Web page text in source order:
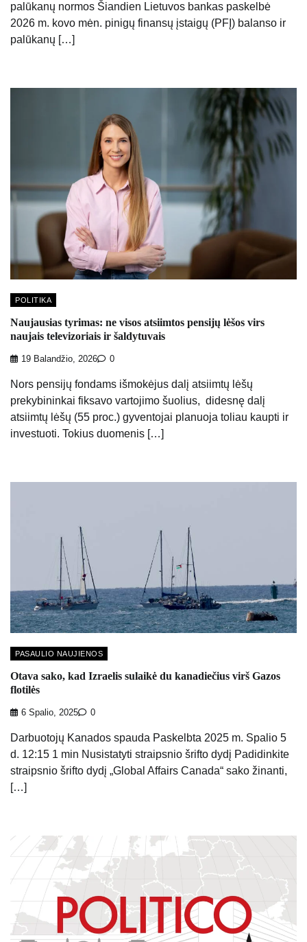
palūkanų normos Šiandien Lietuvos bankas paskelbė
2026 m. kovo mėn. pinigų finansų įstaigų (PFĮ) balanso ir
palūkanų […]
POLITIKA
Naujausias tyrimas: ne visos atsiimtos pensijų lėšos virs
naujais televizoriais ir šaldytuvais
19 Balandžio, 2026 0
Nors pensijų fondams išmokėjus dalį atsiimtų lėšų
prekybininkai fiksavo vartojimo šuolius, didesnę dalį
atsiimtų lėšų (55 proc.) gyventojai planuoja toliau kaupti ir
investuoti. Tokius duomenis […]
PASAULIO NAUJIENOS
Otava sako, kad Izraelis sulaikė du kanadiečius virš Gazos
flotilės
6 Spalio, 2025 0
Darbuotojų Kanados spauda Paskelbta 2025 m. Spalio 5
d. 12:15 1 min Nusistatyti straipsnio šrifto dydį Padidinkite
straipsnio šrifto dydį „Global Affairs Canada“ sako žinanti,
[…]